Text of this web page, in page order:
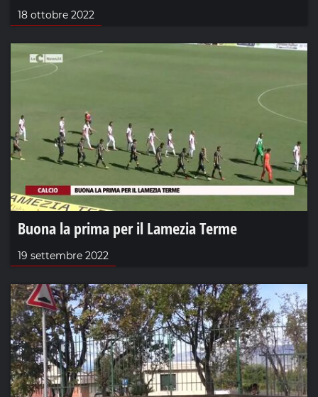
18 ottobre 2022
Buona la prima per il Lamezia Terme
19 settembre 2022